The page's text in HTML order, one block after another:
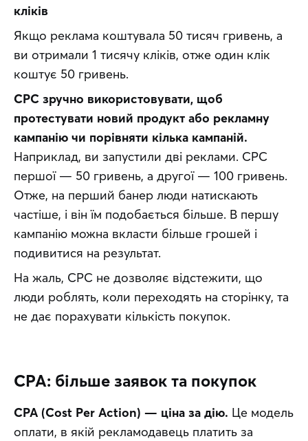
кліків
Якщо реклама коштувала 50 тисяч гривень, а
ви отримали 1 тисячу кліків, отже один клік
коштує 50 гривень.
CPC зручно використовувати, щоб
протестувати новий продукт або рекламну
кампанію чи порівняти кілька кампаній.
Наприклад, ви запустили дві реклами. CPC
першої — 50 гривень, а другої — 100 гривень.
Отже, на перший банер люди натискають
частіше, і він їм подобається більше. В першу
кампанію можна вкласти більше грошей і
подивитися на результат.
На жаль, CPC не дозволяє відстежити, що
люди роблять, коли переходять на сторінку, та
не дає порахувати кількість покупок.
CPA: більше заявок та покупок
CPA (Cost Per Action) — ціна за дію. Це модель
оплати, в якій рекламодавець платить за